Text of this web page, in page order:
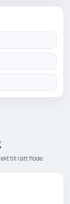
till rätt flöde.